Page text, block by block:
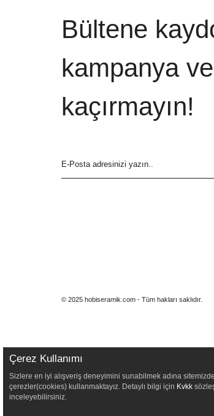
Bültene
kampanya
kaçırmayın!
© 2025 hobiseramik.com - Tüm hakları saklıdır.
Çerez Kullanımı
Sizlere en iyi alışveriş deneyimini sunabilmek adına sitemizde
çerezler(cookies) kullanmaktayız. Detaylı bilgi için Kvkk
inceleyebilirsiniz.